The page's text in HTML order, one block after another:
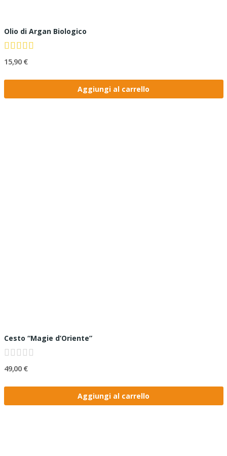
Olio di Argan Biologico
15,90 €
Aggiungi al carrello
Cesto “Magie d’Oriente”
49,00 €
Aggiungi al carrello